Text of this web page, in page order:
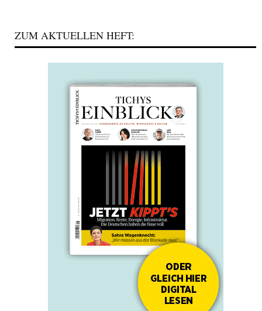
ZUM AKTUELLEN HEFT: